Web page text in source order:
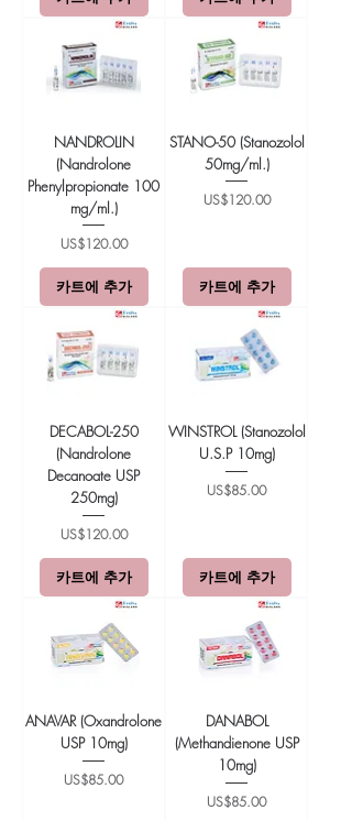
NANDROLIN
(Nandrolone
Phenylpropionate 100
mg/ml.)
가격
US$120.00
카트에 추가
STANO-50 (Stanozolol
50mg/ml.)
가격
US$120.00
카트에 추가
DECABOL-250
(Nandrolone
Decanoate USP
250mg)
가격
US$120.00
카트에 추가
WINSTROL (Stanozolol
U.S.P 10mg)
가격
US$85.00
카트에 추가
ANAVAR (Oxandrolone
USP 10mg)
가격
US$85.00
DANABOL
(Methandienone USP
10mg)
가격
US$85.00